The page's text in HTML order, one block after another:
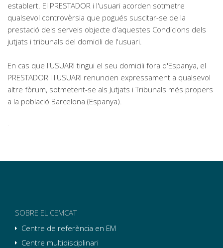
establert. El PRESTADOR i l'usuari acorden sotmetre
qualsevol controvèrsia que pogués suscitar-se de la
prestació dels serveis objecte d'aquestes Condicions dels
jutjats i tribunals del domicili de l'usuari.
En cas que l'USUARI tingui el seu domicili fora d'Espanya, el
PRESTADOR i l'USUARI renuncien expressament a qualsevol
altre fòrum, sotmetent-se als Jutjats i Tribunals més propers
a la població Barcelona (Espanya).
.
SOBRE EL CEMCAT
Centre de referència en EM
Centre multidisciplinari